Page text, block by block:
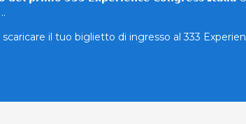
il tuo biglietto di ingresso al 333